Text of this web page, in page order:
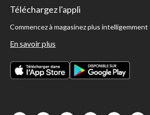
Téléchargez l'appli
Commencez à magasinez plus intelligemment
En savoir plus